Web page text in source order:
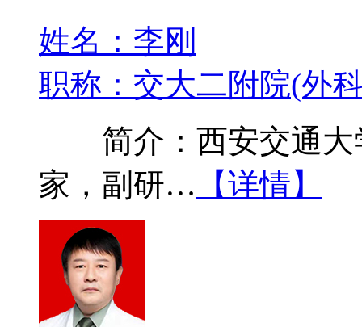
姓名：李刚
职称：交大二附院(外
简介：西安交通大
家，副研… 【详情】